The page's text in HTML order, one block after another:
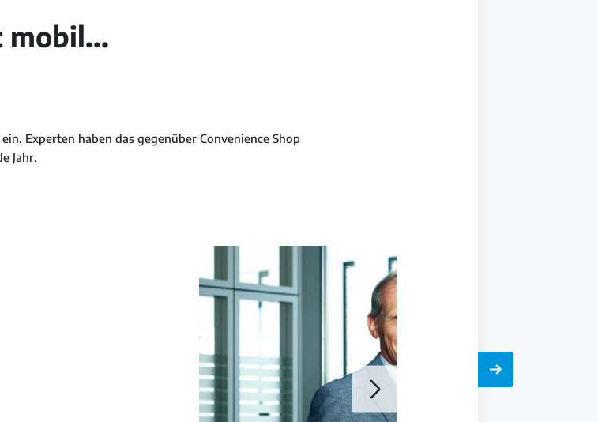
mobil...
Experten haben das gegenüber Convenience Shop
Jahr.
öffnen